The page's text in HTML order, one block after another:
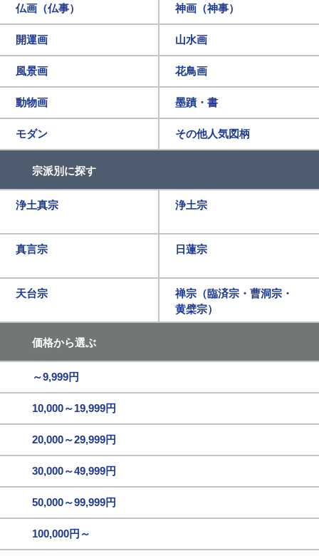
仏画（仏事） 神画（神事）
開運画 山水画
風景画 花鳥画
動物画 墨蹟・書
モダン その他人気図柄
宗派別に探す
浄土真宗 浄土宗
真言宗 日蓮宗
天台宗
禅宗（臨済宗・曹洞宗・
黄檗宗）
価格から選ぶ
～9,999円
10,000～19,999円
20,000～29,999円
30,000～49,999円
50,000～99,999円
100,000円～